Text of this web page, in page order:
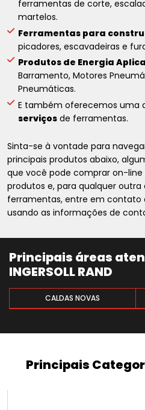
ferramentas de corte,
martelos.
Ferramentas para
picadores, escavadeiras e
Produtos de Energia
Barramento, Motores
Pneumáticas.
E também oferecemos uma
serviços de ferramentas.
Sinta-se à vontade para
principais produtos abaixo,
que você pode comprar on-line
produtos e, para qualquer outra
ferramentas, entre em
usando as informações de
Principais áreas
INGERSOLL RAND
CALDAS NOVAS
Principais